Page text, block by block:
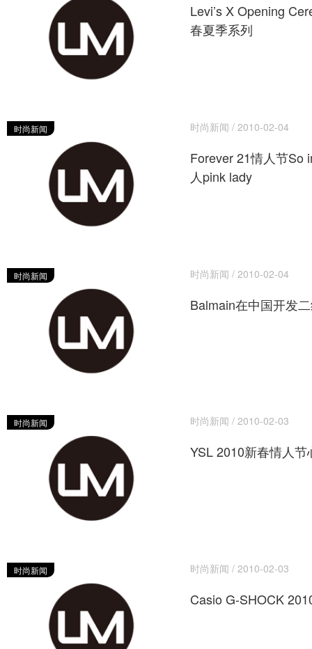
Levi’s X Opening
春夏季系列
时尚新闻 时尚新闻 / 2010-02-04
Forever 21情人节So
人pink lady
时尚新闻 时尚新闻 / 2010-02-04
Balmain在中国开发
时尚新闻 时尚新闻 / 2010-02-03
YSL 2010新春情人节
时尚新闻 时尚新闻 / 2010-02-03
Casio G-SHOCK